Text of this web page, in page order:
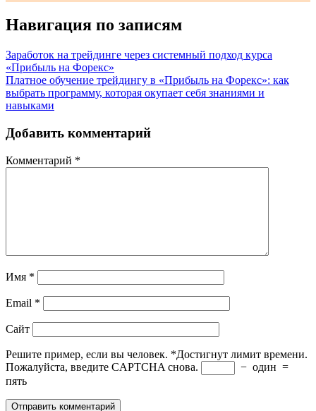
Навигация по записям
Заработок на трейдинге через системный подход курса
«Прибыль на Форекс»
Платное обучение трейдингу в «Прибыль на Форекс»: как
выбрать программу, которая окупает себя знаниями и
навыками
Добавить комментарий
Комментарий *
Имя *
Email *
Сайт
Решите пример, если вы человек. *Достигнут лимит времени.
Пожалуйста, введите CAPTCHA снова.
− один =
пять